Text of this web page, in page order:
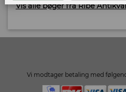
Vis alle bøger fra Ribe
Vi modtager betaling med